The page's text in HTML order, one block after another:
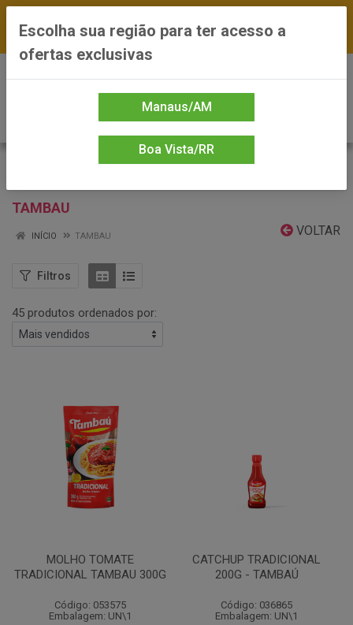
*Preços exclusivos do site — Entrega em até 24h
TAMBAU
VOLTAR
INÍCIO TAMBAU
Filtros
45 produtos ordenados por:
MOLHO TOMATE
TRADICIONAL TAMBAU 300G
Código: 053575
Embalagem: UN\1
CATCHUP TRADICIONAL
200G - TAMBAÚ
Código: 036865
Embalagem: UN\1
Escolha sua região para ter acesso a
ofertas exclusivas
Manaus/AM
Boa Vista/RR